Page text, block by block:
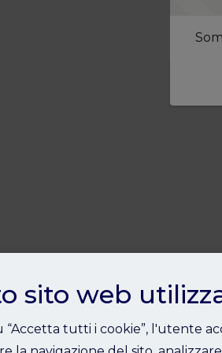
sito web
“Accetta tutti i cookie”, l'utente